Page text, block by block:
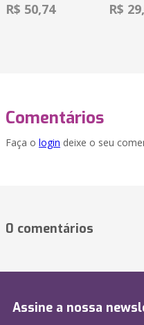
R$ 50,74 R$
Comentários
Faça o login deixe o seu
0 comentários
Assine a nossa